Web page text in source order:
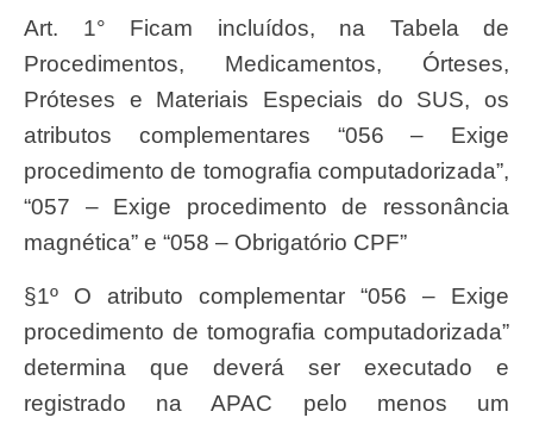
Art. 1° Ficam incluídos, na Tabela de
Procedimentos, Medicamentos, Órteses,
Próteses e Materiais Especiais do SUS, os
atributos complementares “056 – Exige
procedimento de tomografia computadorizada”,
“057 – Exige procedimento de ressonância
magnética” e “058 – Obrigatório CPF”
§1º O atributo complementar “056 – Exige
procedimento de tomografia computadorizada”
determina que deverá ser executado e
registrado na APAC pelo menos um